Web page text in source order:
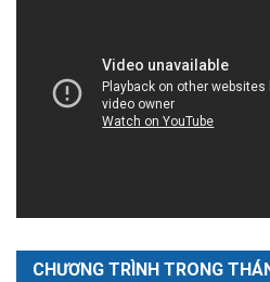
CHƯƠNG TRÌNH TRONG